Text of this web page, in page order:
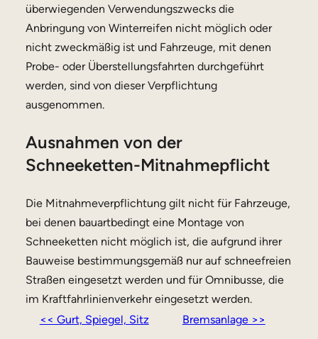
überwiegenden Verwendungszwecks die
Anbringung von Winterreifen nicht möglich oder
nicht zweckmäßig ist und Fahrzeuge, mit denen
Probe- oder Überstellungsfahrten durchgeführt
werden, sind von dieser Verpflichtung
ausgenommen.
Ausnahmen von der
Schneeketten-Mitnahmepflicht
Die Mitnahmeverpflichtung gilt nicht für Fahrzeuge,
bei denen bauartbedingt eine Montage von
Schneeketten nicht möglich ist, die aufgrund ihrer
Bauweise bestimmungsgemäß nur auf schneefreien
Straßen eingesetzt werden und für Omnibusse, die
im Kraftfahrlinienverkehr eingesetzt werden.
<< Gurt, Spiegel, Sitz
Bremsanlage >>